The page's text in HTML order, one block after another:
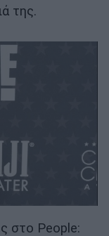
της.
στο People: